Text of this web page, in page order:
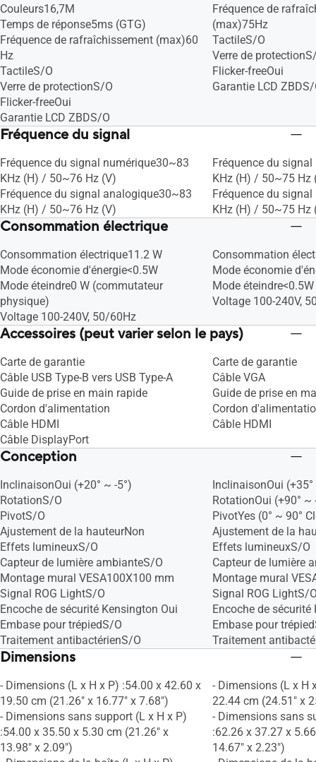
Couleurs16,7M
Temps de réponse5ms (GTG)
Fréquence de rafraîchissement (max)60
Hz
TactileS/O
Verre de protectionS/O
Flicker-freeOui
Garantie LCD ZBDS/O
Fréquence de
(max)75Hz
TactileS/O
Verre de
Flicker-freeOui
Garantie LCD
Fréquence du signal
Fréquence du signal numérique30~83
KHz (H) / 50~76 Hz (V)
Fréquence du signal analogique30~83
KHz (H) / 50~76 Hz (V)
Fréquence du
KHz (H) / 50~75 Hz
Fréquence du
KHz (H) / 50~75 Hz
Consommation électrique
Consommation électrique11.2 W
Mode économie d'énergie<0.5W
Mode éteindre0 W (commutateur
physique)
Voltage 100-240V, 50/60Hz
Consommation
Mode économie
Mode éteindre<0.5W
Voltage 100-240V,
Accessoires (peut varier selon le pays)
Carte de garantie
Câble USB Type-B vers USB Type-A
Guide de prise en main rapide
Cordon d'alimentation
Câble HDMI
Câble DisplayPort
Carte de garantie
Câble VGA
Guide de prise en
Cordon
Câble HDMI
Conception
InclinaisonOui (+20° ~ -5°)
RotationS/O
PivotS/O
Ajustement de la hauteurNon
Effets lumineuxS/O
Capteur de lumière ambianteS/O
Montage mural VESA100X100 mm
Signal ROG LightS/O
Encoche de sécurité Kensington Oui
Embase pour trépiedS/O
Traitement antibactérienS/O
InclinaisonOui (+35°
RotationOui (+90° ~
PivotYes (0° ~ 90°
Ajustement de la
Effets lumineuxS/O
Capteur de lumière
Montage mural
Signal ROG LightS/
Encoche de
Embase pour
Traitement
Dimensions
- Dimensions (L x H x P) :54.00 x 42.60 x
19.50 cm (21.26" x 16.77" x 7.68")
- Dimensions sans support (L x H x P)
:54.00 x 35.50 x 5.30 cm (21.26" x
13.98" x 2.09")
- Dimensions (L x H
22.44 cm (24.51" x
- Dimensions sans
:62.26 x 37.27 x
14.67" x 2.23")